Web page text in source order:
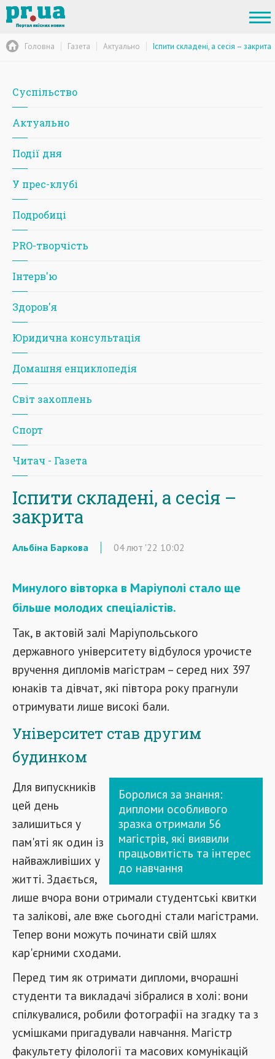
Головна Газета Актуально Іспити складені, а сесія – закрита
Суспільство
Актуально
Події дня
У прес-клубі
Подробиці
PRO-творчість
Iнтерв'ю
Здоров'я
Юридична консультація
Домашня енциклопедія
Світ захоплень
Спорт
Читач - Газета
Іспити складені, а сесія –
закрита
Альбіна Баркова 04лют '22 10:02
Минулого вівторка в Маріуполі стало ще
більше молодих спеціалістів.
Так, в актовій залі Маріупольського
державного університету відбулося урочисте
вручення дипломів магістрам – серед них 397
юнаків та дівчат, які півтора року прагнули
отримувати лише високі бали.
Університет став другим
будинком
Боролися за знання:
дипломи особливого
зразка отримали 56
магістрів, які виявили
працьовитість та інтерес
до навчання
Для випускників
цей день
залишиться у
пам'яті як один із
найважливіших у
житті. Здається,
лише вчора вони отримали студентські квитки
та залікові, але вже сьогодні стали магістрами.
Тепер вони можуть починати свій шлях
кар'єрними сходами.
Перед тим як отримати дипломи, вчорашні
студенти та викладачі зібралися в холі: вони
спілкувалися, робили фотографії на згадку та з
усмішками пригадували навчання. Магістр
факультету філології та масових комунікацій